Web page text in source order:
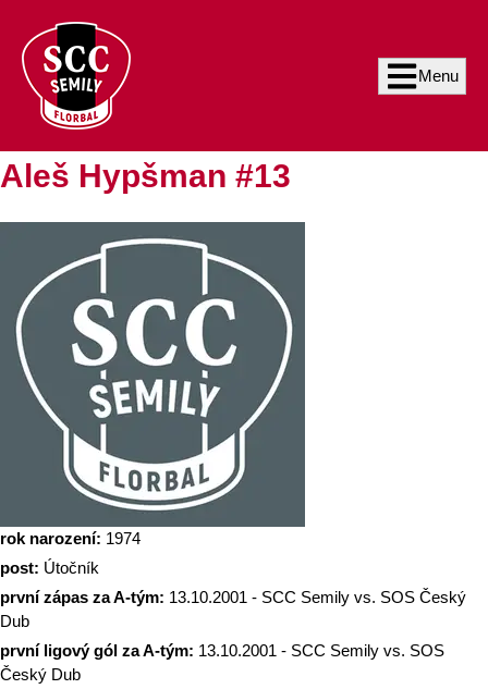
Menu
Aleš Hypšman #13
rok narození: 1974
post: Útočník
první zápas za A-tým: 13.10.2001 - SCC Semily vs. SOS Český
Dub
první ligový gól za A-tým: 13.10.2001 - SCC Semily vs. SOS
Český Dub